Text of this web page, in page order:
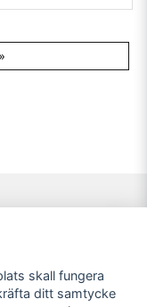
digskall fungera
ditt samtycke